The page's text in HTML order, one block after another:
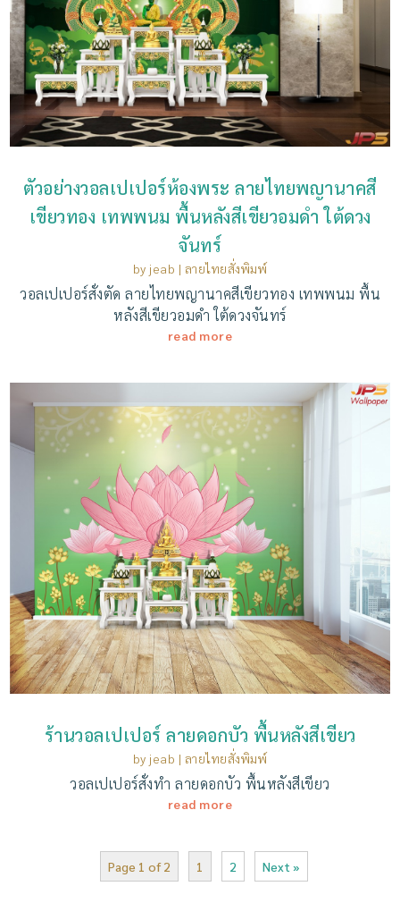
ตัวอย่างวอลเปเปอร์ห้องพระ ลายไทยพญานาคสี
เขียวทอง เทพพนม พื้นหลังสีเขียวอมดำ ใต้ดวง
จันทร์
by jeab | ลายไทยสั่งพิมพ์
วอลเปเปอร์สั่งตัด ลายไทยพญานาคสีเขียวทอง เทพพนม พื้น
หลังสีเขียวอมดำ ใต้ดวงจันทร์
read more
ร้านวอลเปเปอร์ ลายดอกบัว พื้นหลังสีเขียว
by jeab | ลายไทยสั่งพิมพ์
วอลเปเปอร์สั่งทํา ลายดอกบัว พื้นหลังสีเขียว
read more
Page 1 of 2 1 2 Next »